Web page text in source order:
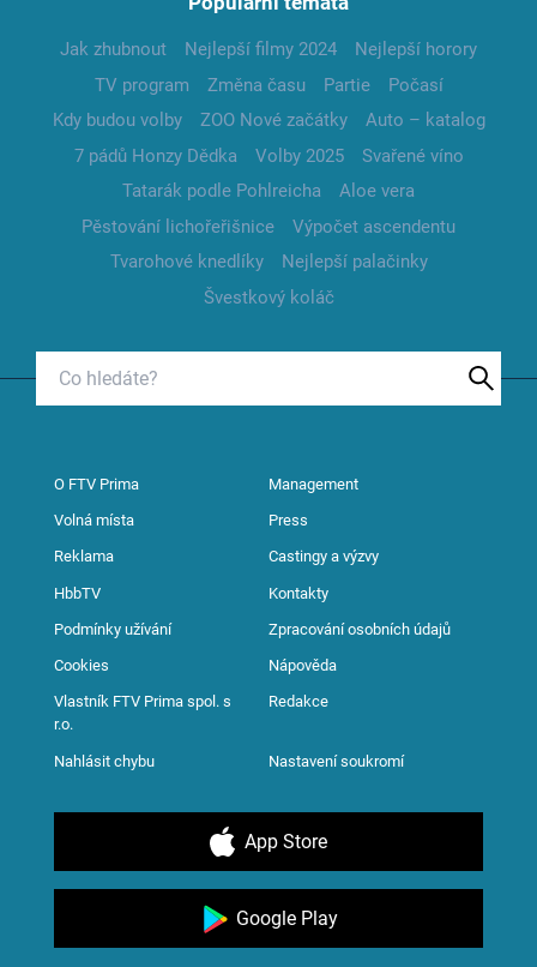
Jak zhubnout Nejlepší filmy 2024
Nejlepší horory
TV program
Změna času Partie
Počasí
Kdy budou volby
ZOO Nové začátky
Auto – katalog
7 pádů Honzy Dědka
Volby 2025
Svařené víno
Tatarák podle Pohlreicha
Aloe vera
Pěstování lichořeřišnice
Výpočet ascendentu
Tvarohové knedlíky
Nejlepší palačinky
Švestkový koláč
O FTV Prima Management
Volná místa Press
Reklama Castingy a výzvy
HbbTV Kontakty
Podmínky užívání Zpracování osobních údajů
Cookies Nápověda
Vlastník FTV Prima spol. s
r.o.
Redakce
Nahlásit chybu Nastavení soukromí
App Store
Google Play